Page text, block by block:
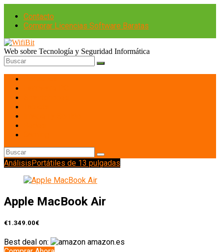
Contacto
Comprar Licencias Software Baratas
Web sobre Tecnología y Seguridad Informática
AnálisisPortátiles de 13 pulgadas
Apple MacBook Air
€1.349.00€
Best deal on:
amazon.es